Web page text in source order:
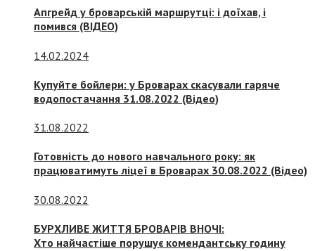
Апгрейд у броварській маршрутці: і доїхав, і
помився (ВІДЕО)
14.02.2024
Купуйте бойлери: у Броварах скасували гаряче
водопостачання 31.08.2022 (Відео)
31.08.2022
Готовність до нового навчального року: як
працюватимуть ліцеї в Броварах 30.08.2022 (Відео)
30.08.2022
БУРХЛИВЕ ЖИТТЯ БРОВАРІВ ВНОЧІ:
Хто найчастіше порушує комендантську годину